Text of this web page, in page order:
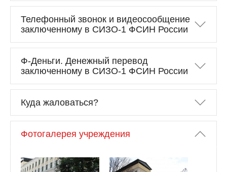
Телефонный звонок и видеосообщение
заключенному в СИЗО-1 ФСИН России
Ф-Деньги. Денежный перевод
заключенному в СИЗО-1 ФСИН России
Куда жаловаться?
Фотогалерея учреждения